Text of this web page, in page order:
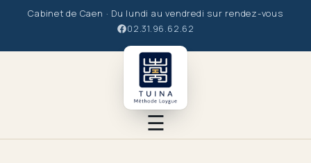
Cabinet de Caen · Du lundi au vendredi sur rendez-vous
02.31.96.62.62
☰